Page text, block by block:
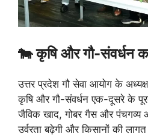
🐄 कृषि और गौ-संवर्धन
उत्तर प्रदेश गौ सेवा आयोग के
कृषि और गौ-संवर्धन एक-दूसरे के
जैविक खाद, गोबर गैस और पंचगव्य
उर्वरता बढ़ेगी और किसानों की